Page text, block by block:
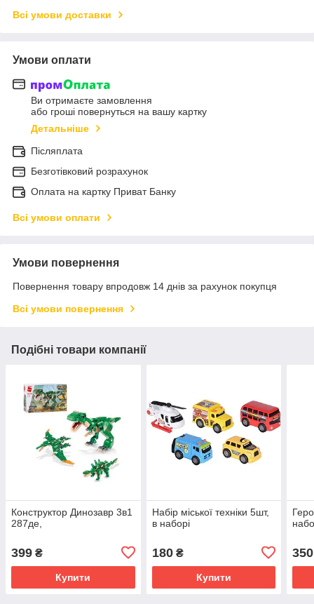
Всі умови доставки
Умови оплати
Ви отримаєте замовлення
або гроші повернуться на вашу картку
Детальніше
Післяплата
Безготівковий розрахунок
Оплата на картку Приват Банку
Всі умови оплати
Умови повернення
Повернення товару впродовж 14 днів за рахунок покупця
Всі умови повернення
Подібні товари компанії
Конструктор Динозавр 3в1
287де,
399 ₴
Купити
Набір міської техніки 5шт,
в наборі
180₴
Купити
350